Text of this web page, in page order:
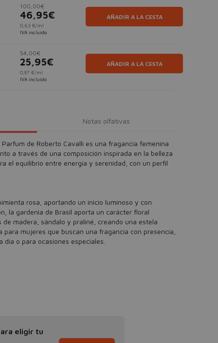
100,00€
46,95€
0,63 €/ml
IVA incluido
AÑADIR A LA CESTA
54,00€
25,95€
0,87 €/ml
IVA incluido
AÑADIR A LA CESTA
Notas olfativas
de Roberto Cavalli es una fragancia femenina
a través de una composición inspirada en la belleza
el equilibrio entre energía y serenidad, con un perfil
rosa, aportando un inicio luminoso y con
la gardenia de Brasil aporta un carácter floral
madera, sándalo y praliné, creando una estela
para mujeres que buscan una fragancia con presencia,
o para ocasiones especiales.
eligir tu